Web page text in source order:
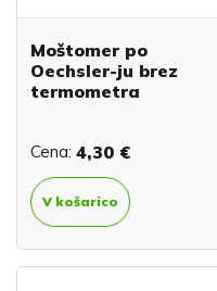
Moštomer po
Oechsler-ju brez
termometra
Cena: 4,30 €
V košarico